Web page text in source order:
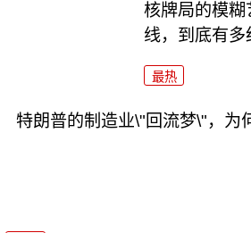
核牌局的模
线，到底有多
最热
特朗普的制造业\"回流梦\"，为